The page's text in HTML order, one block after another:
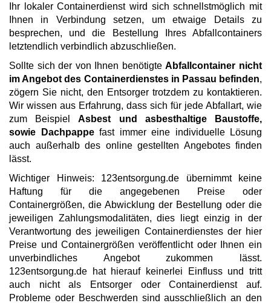
Ihr lokaler Containerdienst wird sich schnellstmöglich mit
Ihnen in Verbindung setzen, um etwaige Details zu
besprechen, und die Bestellung Ihres Abfallcontainers
letztendlich verbindlich abzuschließen.
Sollte sich der von Ihnen benötigteAbfallcontainer nicht
im Angebot des Containerdienstes in Passau befinden,
zögern Sie nicht, den Entsorger trotzdem zu kontaktieren.
Wir wissen aus Erfahrung, dass sich für jede Abfallart, wie
zum BeispielAsbest und asbesthaltige Baustoffe,
sowie Dachpappefast immer eine individuelle Lösung
auch außerhalb des online gestellten Angebotes finden
lässt.
Wichtiger Hinweis: 123entsorgung.de übernimmt keine
Haftung für die angegebenen Preise oder
Containergrößen, die Abwicklung der Bestellung oder die
jeweiligen Zahlungsmodalitäten, dies liegt einzig in der
Verantwortung des jeweiligen Containerdienstes der hier
Preise und Containergrößen veröffentlicht oder Ihnen ein
unverbindliches Angebot zukommen lässt.
123entsorgung.de hat hierauf keinerlei Einfluss und tritt
auch nicht als Entsorger oder Containerdienst auf.
Probleme oder Beschwerden sind ausschließlich an den